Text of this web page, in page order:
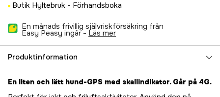
Butik Hyltebruk - Förhandsboka
En månads frivillig självriskförsäkring från
Easy Peasy ingår - läs mer
Produktinformation
En liten och lätt hund-GPS med skallindikator. Går på 4G.